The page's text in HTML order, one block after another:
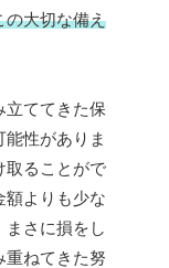
の大切な備え
立ててきた保
性がありま
取ることがで
額よりも少な
まさに損をし
重ねてきた努